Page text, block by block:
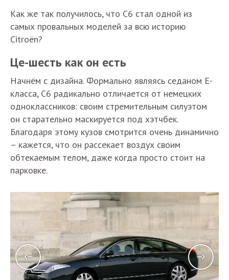
Как же так получилось, что С6 стал одной из
самых провальных моделей за всю историю
Citroёn?
Це-шесть как он есть
Начнём с дизайна. Формально являясь седаном E-
класса, С6 радикально отличается от немецких
одноклассников: своим стремительным силуэтом
он старательно маскируется под хэтчбек.
Благодаря этому кузов смотрится очень динамично
– кажется, что он рассекает воздух своим
обтекаемым телом, даже когда просто стоит на
парковке.